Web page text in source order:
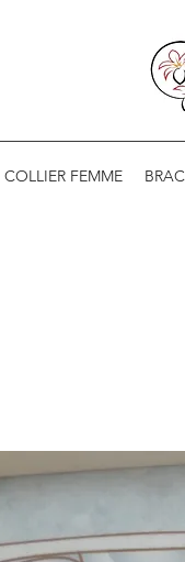
COLLIER FEMME